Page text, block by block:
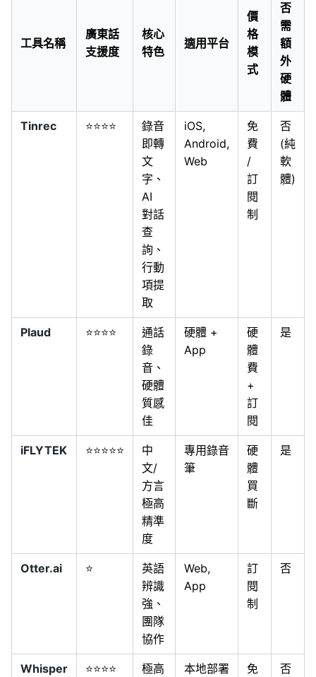
工具名稱
廣東話
支援度
核心
特色
適用平台
價
格
模
式
否
需
額
外
硬
體
Tinrec ⭐⭐⭐⭐
錄音
即轉
文
字、
AI
對話
查
詢、
行動
項提
取
iOS,
Android,
Web
免
費
/
訂
閱
制
否
(純
軟
體)
Plaud ⭐⭐⭐⭐
通話
錄
音、
硬體
質感
佳
硬體 +
App
硬
體
費
+
訂
閱
是
iFLYTEK ⭐⭐⭐⭐⭐
中
文/
方言
極高
精準
度
專用錄音
筆
硬
體
買
斷
是
Otter.ai ⭐
英語
辨識
強、
團隊
協作
Web,
App
訂
閱
制
否
Whisper ⭐⭐⭐⭐
極高
本地部署
免
否